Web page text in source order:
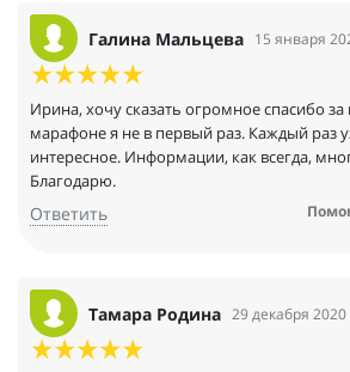
получила новые навыки, реальный
общение в тёплой творческой компании.
увлекательный процесс. И чем больше ты
больше растет твой профессионализм.
Спасибо, Ирина, за новые горизонты в
еще новых учеников! У меня пока
постараюсь их улучшить.
Галина Мальцева 15 января
Ирина, хочу сказать огромное спасибо
марафоне я не в первый раз. Каждый раз
интересное. Информации, как всегда,
Благодарю.
Ответить
Тамара Родина 29 декабря